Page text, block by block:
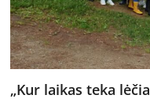
„Kur laikas teka